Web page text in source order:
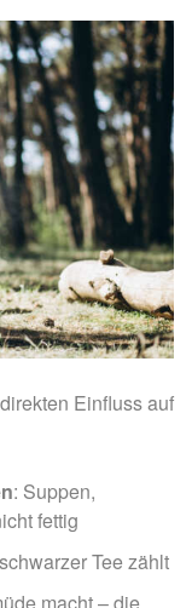
Einfluss auf
: Suppen,
fettig
Tee zählt
macht – die